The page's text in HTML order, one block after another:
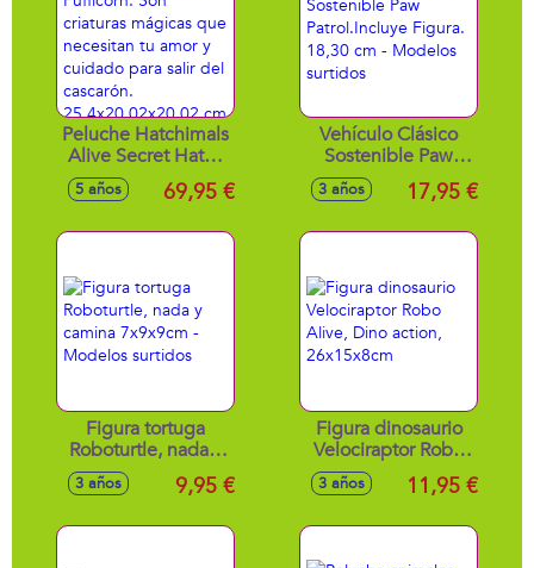
Peluche Hatchimals
Alive Secret Hatch
Pufficorn. Son
criaturas mágicas
cascarón.
25,4x20,02x20,02
cm
5 años 69,95 €
Vehículo Clásico
Sostenible Paw
Patrol.Incluye
Figura. 18,30 cm -
3 años 17,95 €
Figura tortuga
Roboturtle, nada y
camina 7x9x9cm -
Modelos surtidos
3 años 9,95 €
Figura dinosaurio
Velociraptor Robo
Alive, Dino action,
26x15x8cm
3 años 11,95 €